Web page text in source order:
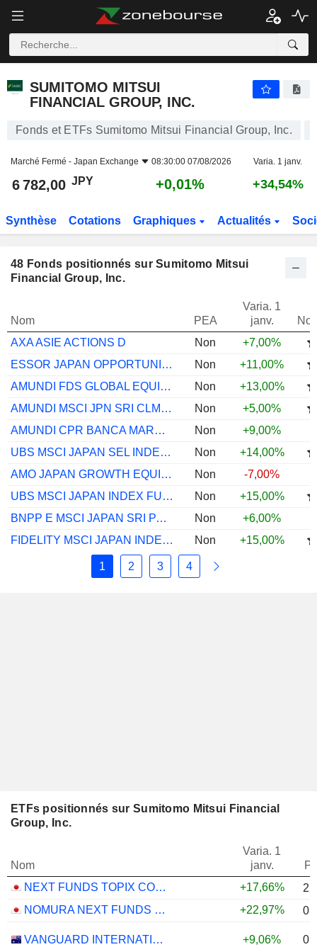
SUMITOMO MITSUI
FINANCIAL GROUP, INC.
Fonds et ETFs Sumitomo Mitsui Financial Group, Inc.
Marché Fermé - Japan Exchange 08:30:00 07/08/2026 Varia. 1 janv.
6 782,00 JPY +0,01% +34,54%
Synthèse Cotations Graphiques Actualités
48 Fonds positionnés sur Sumitomo Mitsui
Financial Group, Inc.
Nom PEA
Varia. 1
janv.
AXA ASIE ACTIONS D
Non
+7,00%
ESSOR JAPAN OPPORTUNITIES C EUR
Non
+11,00%
AMUNDI FDS GLOBAL EQUITY SEL A2USDACC
Non
+13,00%
AMUNDI MSCI JPN SRI CLMTPRSALGD IG C
Non
+5,00%
AMUNDI CPR BANCA MARCH IMPACT
Non
+9,00%
UBS MSCI JAPAN SEL INDEX FD JPY QX ACC
Non
+14,00%
AMO JAPAN GROWTH EQUITY JPY ACC
Non
-7,00%
UBS MSCI JAPAN INDEX FUND JPY I-A ACC
Non
+15,00%
BNPP E MSCI JAPAN SRI PAB TRK X C
Non
+6,00%
FIDELITY MSCI JAPAN INDEX EUR P ACC
Non +15,00%
1 2 3 4
ETFs positionnés sur Sumitomo Mitsui Financial
Group, Inc.
Nom
Varia. 1
janv.
NEXT FUNDS TOPIX CORE 30 ETF - JPY
+17,66%
NOMURA NEXT FUNDS MSCI JAPAN EMPOWERING WOMEN SELECT INDEX ETF - JPY
+22,97%
VANGUARD INTERNATIONAL EQUITY INDEX FUNDS - VANGUARD FTSE ALL-WORLD EX-US ETF +9,06%